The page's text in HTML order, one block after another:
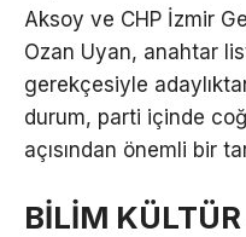
Aksoy ve CHP İzmir
Ozan Uyan, anahtar
gerekçesiyle
durum, parti içinde
açısından önemli bir
BİLİM